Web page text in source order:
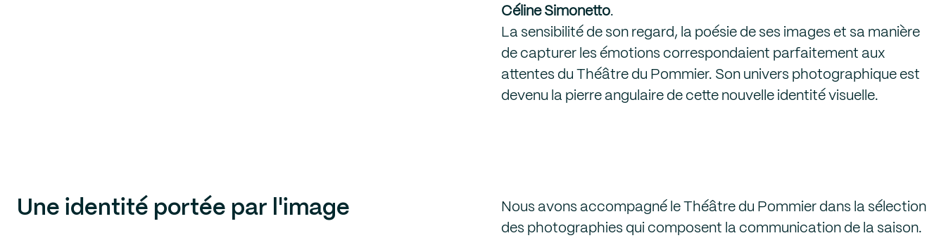
Céline Simonetto.
La sensibilité de son regard, la poésie de ses images et sa manière
de capturer les émotions correspondaient parfaitement aux
attentes du Théâtre du Pommier. Son univers photographique est
devenu la pierre angulaire de cette nouvelle identité visuelle.
Une identité portée par l'image
Nous avons accompagné le Théâtre du Pommier dans la sélection
des photographies qui composent la communication de la saison.